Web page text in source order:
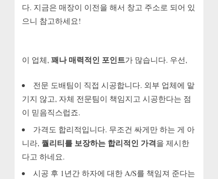
다. 지금은 매장이 이전을 해서 창고 주소로 되어 있
으니 참고하세요!
이 업체, 꽤나 매력적인 포인트가 많습니다. 우선,
전문 도배팀이 직접 시공합니다. 외부 업체에 맡
기지 않고, 자체 전문팀이 책임지고 시공한다는 점
이 믿음직스럽죠.
가격도 합리적입니다. 무조건 싸게만 하는 게 아
니라, 퀄리티를 보장하는 합리적인 가격을 제시한
다고 하네요.
시공 후 1년간 하자에 대한 A/S를 책임져 준다는